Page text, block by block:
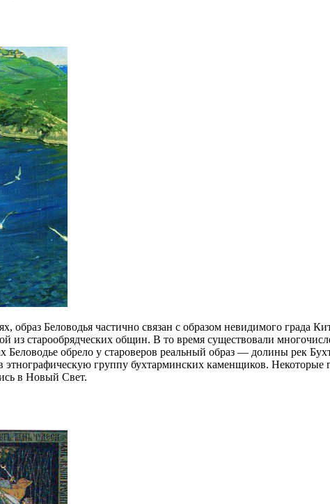
образ Беловодья частично связан с образом невидимого града
из старообрядческих общин. В то время существовали
обрело у староверов реальный образ — долины рек
группу бухтарминских каменщиков. Некоторые
в Новый Свет.